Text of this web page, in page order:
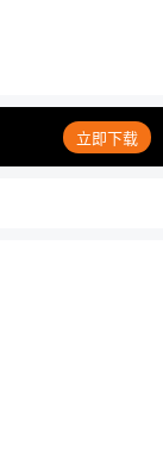
立即下载